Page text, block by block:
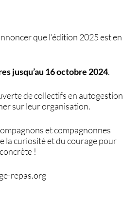
que l’édition 2025 est en
jusqu’au 16 octobre 2024.
de collectifs en autogestion
sur leur organisation.
et compagnonnes
la curiosité et du courage pour
!
repas.org